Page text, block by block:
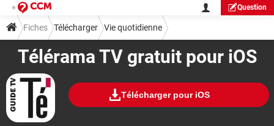
Question
Télérama TV gratuit pour iOS
Télécharger pour iOS
Fiches Télécharger Vie quotidienne